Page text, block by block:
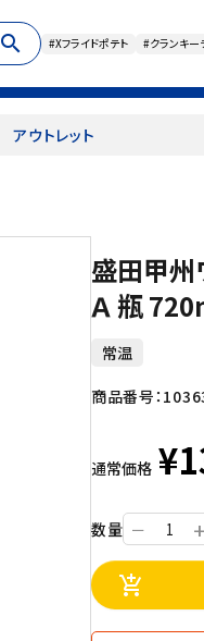
search #Xフライドポテト #クランキー
アウトレット
盛田甲州
Ａ 瓶
常温
商品番号：
通常価格
数量 ー +
add_shopping_cart